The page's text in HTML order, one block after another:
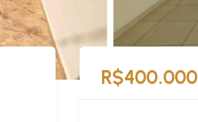
R$400.000